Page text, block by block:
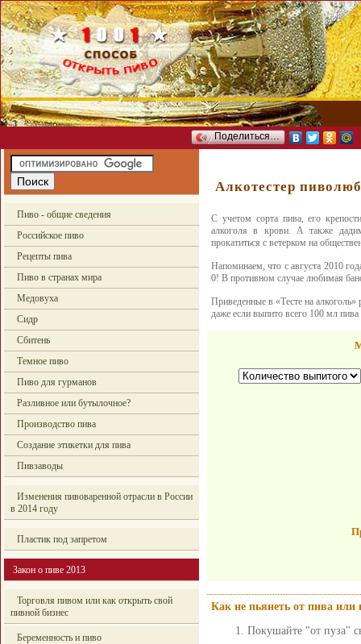
Поделиться…
Пиво - общие сведения
Российское пиво
Рецепты пива
Пиво в странах мира
Медовуха
Сидр
Сбитень
Темное пиво
Пиво для гурманов
Разливное или бутылочное?
Производство пива
Создание этикетки для пива
Пивзаводы
Изменения пивоваренной отрасли в России
в 2014 году
Пластик под запретом
Закон о пиве 2013
Торговля пивом или как открыть свой
пивной бизнес
Беременность и пиво
Алкотестер
С учетом сорта пива, его
алкоголя в крови. А также
прокатиться с ветерком на
Напоминаем, что с августа 2010
0! В противном случае любимая
Приведенные в «Тесте на алкоголь»
даже если выпито всего 100 мл
Как не пьянеть от пива или
Покушайте "от пуза"